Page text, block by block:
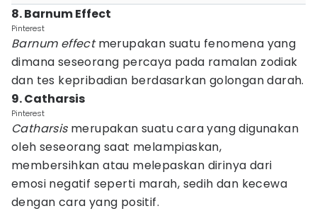
8. Barnum Effect
Pinterest
Barnum effectmerupakan suatu fenomena yang
dimana seseorang percaya pada ramalan zodiak
dan tes kepribadian berdasarkan golongan darah.
9. Catharsis
Pinterest
Catharsismerupakan suatu cara yang digunakan
oleh seseorang saat melampiaskan,
membersihkan atau melepaskan dirinya dari
emosi negatif seperti marah, sedih dan kecewa
dengan cara yang positif.